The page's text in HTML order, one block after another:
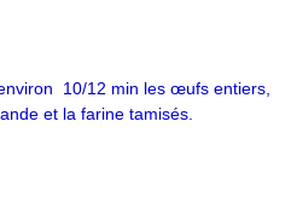
10/12 min les œufs entiers,
et la farine tamisés.